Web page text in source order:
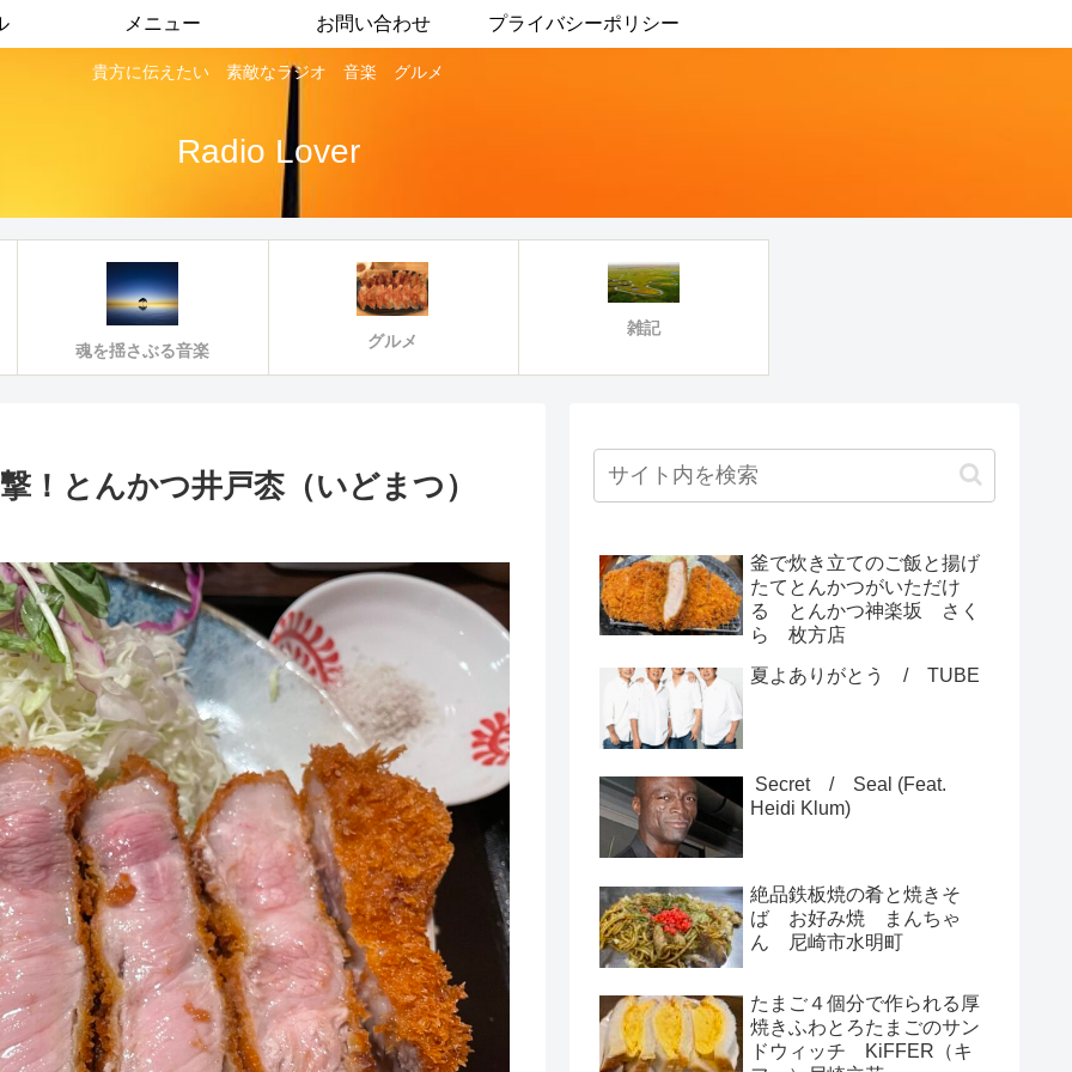
貴方に伝えたい 素敵なラジオ 音楽 グルメ
Radio Lover
メニュー お問い合わせ プライバシーポリシー
魂を揺さぶる音楽
グルメ
雑記
！とんかつ井戸枩（いどまつ）
釜で炊き立てのご飯と揚げ
たてとんかつがいただけ
る とんかつ神楽坂 さく
ら 枚方店
夏よありがとう / TUBE
Secret / Seal (Feat.
Heidi Klum)
絶品鉄板焼の肴と焼きそ
ば お好み焼 まんちゃ
ん 尼崎市水明町
たまご４個分で作られる厚
焼きふわとろたまごのサン
ドウィッチ KiFFER（キ